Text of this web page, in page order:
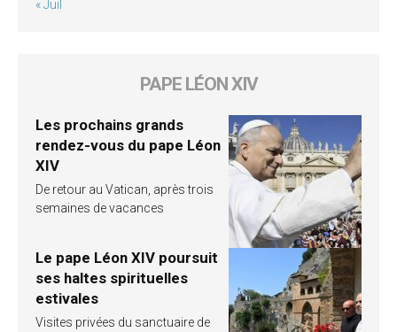
« Juil
PAPE LÉON XIV
Les prochains grands
rendez-vous du pape Léon
XIV
De retour au Vatican, après trois
semaines de vacances
Le pape Léon XIV poursuit
ses haltes spirituelles
estivales
Visites privées du sanctuaire de